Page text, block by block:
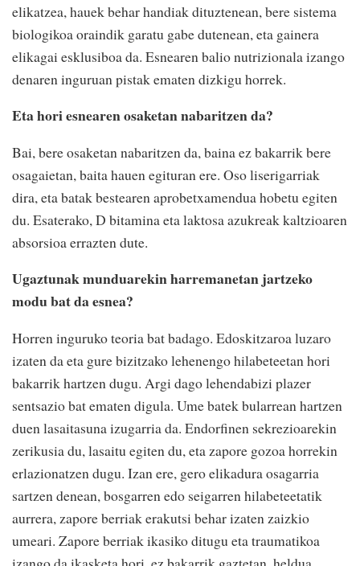
elikatzea, hauek behar handiak dituztenean, bere sistema
biologikoa oraindik garatu gabe dutenean, eta gainera
elikagai esklusiboa da. Esnearen balio nutrizionala izango
denaren inguruan pistak ematen dizkigu horrek.
Eta hori esnearen osaketan nabaritzen da?
Bai, bere osaketan nabaritzen da, baina ez bakarrik bere
osagaietan, baita hauen egituran ere. Oso liserigarriak
dira, eta batak bestearen aprobetxamendua hobetu egiten
du. Esaterako, D bitamina eta laktosa azukreak kaltzioaren
absorsioa errazten dute.
Ugaztunak munduarekin harremanetan jartzeko
modu bat da esnea?
Horren inguruko teoria bat badago. Edoskitzaroa luzaro
izaten da eta gure bizitzako lehenengo hilabeteetan hori
bakarrik hartzen dugu. Argi dago lehendabizi plazer
sentsazio bat ematen digula. Ume batek bularrean hartzen
duen lasaitasuna izugarria da. Endorfinen sekrezioarekin
zerikusia du, lasaitu egiten du, eta zapore gozoa horrekin
erlazionatzen dugu. Izan ere, gero elikadura osagarria
sartzen denean, bosgarren edo seigarren hilabeteetatik
aurrera, zapore berriak erakutsi behar izaten zaizkio
umeari. Zapore berriak ikasiko ditugu eta traumatikoa